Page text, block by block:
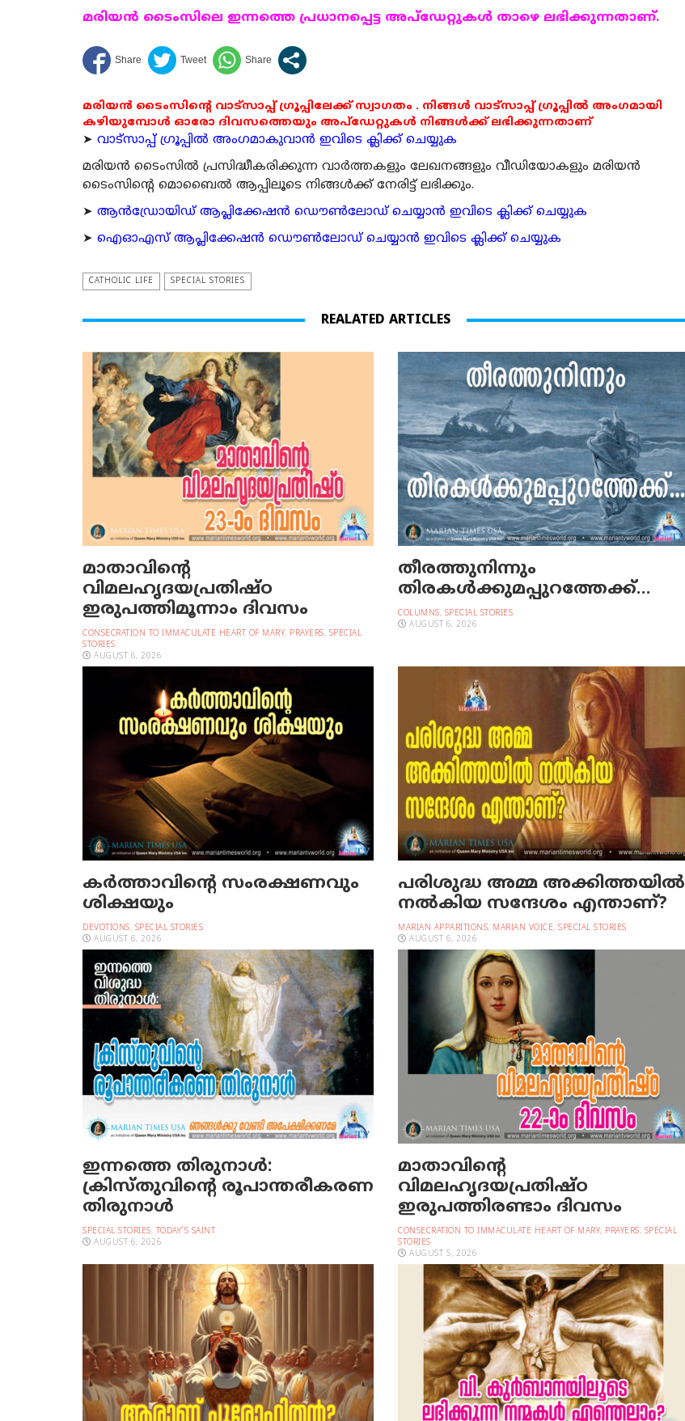
മരിയന്‍ ടൈംസിലെ ഇന്നത്തെ പ്രധാനപ്പെട്ട അപ്ഡേറ്റുകള്‍ താഴെ ലഭിക്കുന്നതാണ്.
മരിയൻ ടൈംസിന്റെ വാട്സാപ്പ് ഗ്രൂപ്പിലേക്ക് സ്വാഗതം . നിങ്ങൾ വാട്സാപ്പ് ഗ്രൂപ്പിൽ അംഗമായി
കഴിയുമ്പോൾ ഓരോ ദിവസത്തെയും അപ്ഡേറ്റുകൾ നിങ്ങൾക്ക് ലഭിക്കുന്നതാണ്
➤ വാട്സാപ്പ് ഗ്രൂപ്പിൽ അംഗമാകുവാൻ ഇവിടെ ക്ലിക്ക് ചെയ്യുക
മരിയന്‍ ടൈംസില്‍ പ്രസിദ്ധീകരിക്കുന്ന വാര്‍ത്തകളും ലേഖനങ്ങളും വീഡിയോകളും മരിയന്‍
ടൈംസിന്റെ മൊബൈല്‍ ആപ്പിലൂടെ നിങ്ങള്‍ക്ക് നേരിട്ട് ലഭിക്കും.
➤ ആന്‍ഡ്രോയിഡ് ആപ്ലിക്കേഷന്‍ ഡൌണ്‍ലോഡ് ചെയ്യാന്‍ ഇവിടെ ക്ലിക്ക് ചെയ്യുക
➤ ഐഓഎസ് ആപ്ലിക്കേഷന്‍ ഡൌണ്‍ലോഡ് ചെയ്യാന്‍ ഇവിടെ ക്ലിക്ക് ചെയ്യുക
CATHOLIC LIFE SPECIAL STORIES
REALATED ARTICLES
മാതാവിന്റെ
വിമലഹൃദയപ്രതിഷ്ഠ
ഇരുപത്തിമൂന്നാം ദിവസം
CONSECRATION TO IMMACULATE HEART OF MARY, PRAYERS, SPECIAL
STORIES
AUGUST 6, 2026
തീരത്തുനിന്നും
തിരകള്‍ക്കുമപ്പുറത്തേക്ക്…
COLUMNS, SPECIAL STORIES
AUGUST 6, 2026
കർത്താവിന്റെ സംരക്ഷണവും
ശിക്ഷയും
DEVOTIONS, SPECIAL STORIES
AUGUST 6, 2026
പരിശുദ്ധ അമ്മ അക്കിത്തയില്‍
നല്‍കിയ സന്ദേശം എന്താണ്?
MARIAN APPARITIONS, MARIAN VOICE, SPECIAL STORIES
AUGUST 6, 2026
ഇന്നത്തെ തിരുനാള്‍:
ക്രിസ്തുവിന്റെ രൂപാന്തരീകരണ
തിരുനാള്‍
SPECIAL STORIES, TODAY'S SAINT
AUGUST 6, 2026
മാതാവിന്റെ
വിമലഹൃദയപ്രതിഷ്ഠ
ഇരുപത്തിരണ്ടാം ദിവസം
CONSECRATION TO IMMACULATE HEART OF MARY, PRAYERS, SPECIAL
STORIES
AUGUST 5, 2026